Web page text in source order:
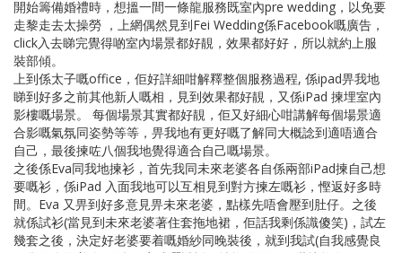
開始籌備婚禮時，想搵一間一條龍服務既室內pre wedding，以免要
走黎走去太操勞 ，上網偶然見到Fei Wedding係Facebook嘅廣告，
click入去睇完覺得啲室內場景都好靚，效果都好好，所以就約上服
裝部傾。
上到係太子嘅office，佢好詳細咁解釋整個服務過程, 係ipad畀我地
睇到好多之前其他新人嘅相，見到效果都好靚，又係iPad 揀埋室內
影樓嘅場景。 每個場景其實都好靚，佢又好細心咁講解每個場景適
合影嘅氣氛同姿勢等等，畀我地有更好嘅了解同大概諗到適唔適合
自己，最後揀咗八個我地覺得適合自己嘅場景。
之後係Eva同我地揀衫，首先我同未來老婆各自係兩部iPad揀自己想
要嘅衫，係iPad 入面我地可以互相見到對方揀左嘅衫，慳返好多時
間。Eva 又畀到好多意見畀未來老婆，點樣先唔會壓到肚仔。之後
就係試衫(當見到未來老婆著住套拖地裙，佢話我剩係識傻笑)，試左
幾套之後，決定好老婆要着嘅婚紗同晚裝後，就到我試(自我感覺良